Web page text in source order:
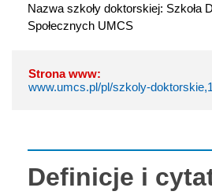
Nazwa szkoły doktorskiej: Szkoła
Społecznych UMCS
Strona www:
www.umcs.pl/pl/szkoly-
Definicje i